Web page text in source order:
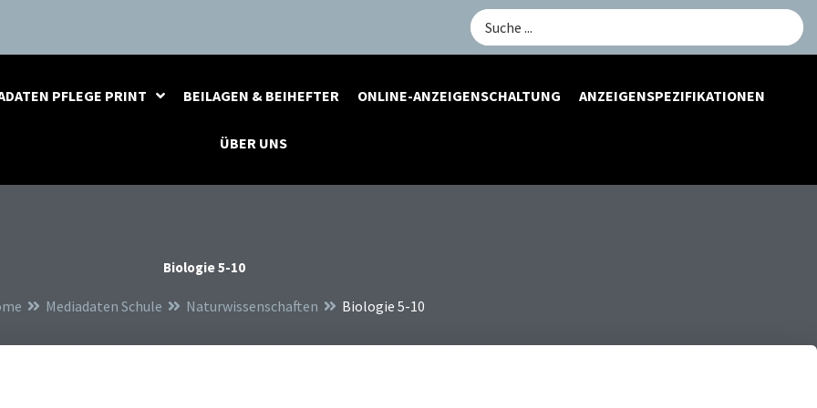
Search
...
PFLEGE PRINT BEILAGEN & BEIHEFTER ONLINE-ANZEIGENSCHALTUNG ANZEIGENSPEZIFIKATIONEN
ÜBER UNS
Biologie 5-10
Mediadaten Schule Naturwissenschaften Biologie 5-10